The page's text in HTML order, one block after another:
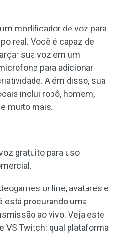
modificador de voz para
real. Você é capaz de
sua voz em um
para adicionar
Além disso, sua
inclui robô, homem,
muito mais.
gratuito para uso
online, avatares e
está procurando uma
ao vivo. Veja este
VS Twitch: qual plataforma